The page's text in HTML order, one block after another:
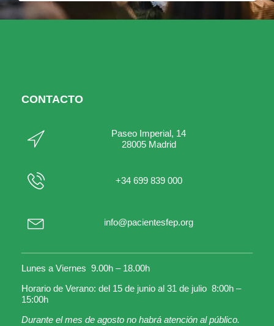
CONTACTO
Paseo Imperial, 14
28005 Madrid
+34 699 839 000
info@pacientesfep.org
Lunes a Viernes 9.00h – 18.00h
Horario de Verano: del 15 de junio al 31 de julio 8:00h –
15:00h
Durante el mes de agosto no habrá atención al público.